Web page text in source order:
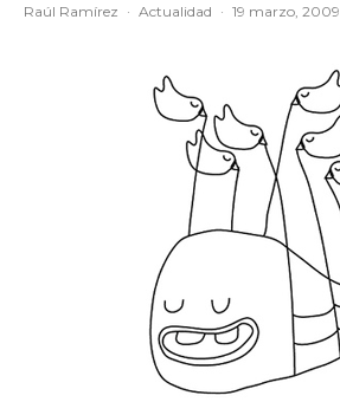
Raúl Ramírez · Actualidad · 19 marzo, 2009